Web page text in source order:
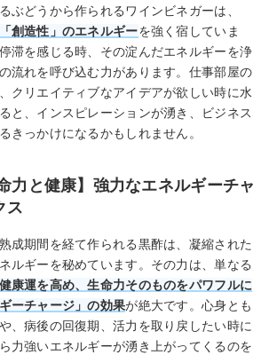
ぶどうから作られるワインビネガーは、
創造性」のエネルギーを強く宿していま
滞を感じる時、その淀んだエネルギーを浄
流れを呼び込む力があります。仕事部屋の
クリエイティブなアイデアが欲しい時に水
と、インスピレーションが湧き、ビジネス
きっかけになるかもしれません。
力と健康】強力なエネルギーチャ
ス
成期間を経て作られる黒酢は、凝縮された
ルギーを秘めています。その力は、単なる
健康運を高め、生命力そのものをパワフルに
ーチャージ」の効果が絶大です。心身とも
、病後の回復期、活力を取り戻したい時に
力強いエネルギーが湧き上がってくるのを